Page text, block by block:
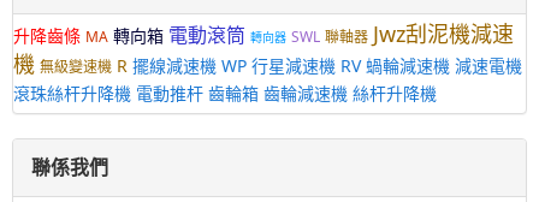
升降齒條 MA 轉向箱 電動滾筒 轉向器 SWL 聯軸器 Jwz刮泥機減速
機 無級變速機 R 擺線減速機 WP 行星減速機 RV 蝸輪減速機 減速電機
滾珠絲杆升降機 電動推杆 齒輪箱 齒輪減速機 絲杆升降機
聯係我們